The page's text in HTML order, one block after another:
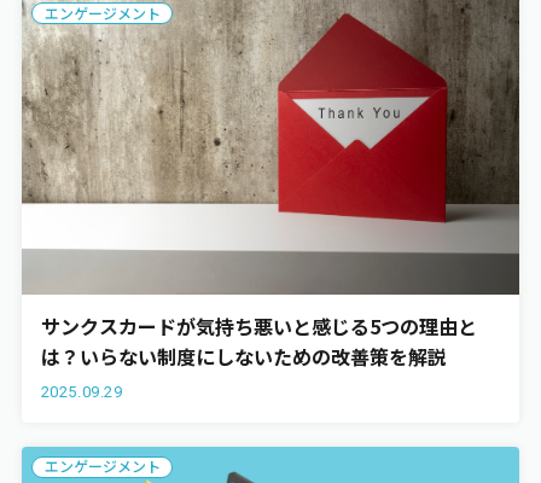
エンゲージメント
サンクスカードが気持ち悪いと感じる5つの理由と
は？いらない制度にしないための改善策を解説
2025.09.29
エンゲージメント